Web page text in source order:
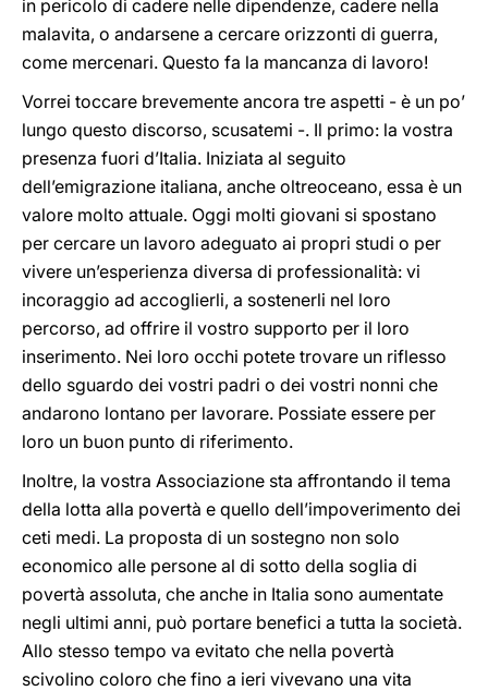
in pericolo di cadere nelle dipendenze, cadere nella
malavita, o andarsene a cercare orizzonti di guerra,
come mercenari. Questo fa la mancanza di lavoro!
Vorrei toccare brevemente ancora tre aspetti - è un po’
lungo questo discorso, scusatemi -. Il primo: la vostra
presenza fuori d’Italia. Iniziata al seguito
dell’emigrazione italiana, anche oltreoceano, essa è un
valore molto attuale. Oggi molti giovani si spostano
per cercare un lavoro adeguato ai propri studi o per
vivere un’esperienza diversa di professionalità: vi
incoraggio ad accoglierli, a sostenerli nel loro
percorso, ad offrire il vostro supporto per il loro
inserimento. Nei loro occhi potete trovare un riflesso
dello sguardo dei vostri padri o dei vostri nonni che
andarono lontano per lavorare. Possiate essere per
loro un buon punto di riferimento.
Inoltre, la vostra Associazione sta affrontando il tema
della lotta alla povertà e quello dell’impoverimento dei
ceti medi. La proposta di un sostegno non solo
economico alle persone al di sotto della soglia di
povertà assoluta, che anche in Italia sono aumentate
negli ultimi anni, può portare benefici a tutta la società.
Allo stesso tempo va evitato che nella povertà
scivolino coloro che fino a ieri vivevano una vita